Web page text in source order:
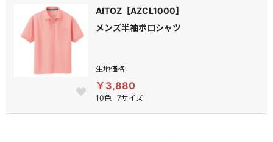
AITOZ【AZCL1000】
メンズ半袖ポロシャツ
生地価格
￥3,880
10色 7サイズ